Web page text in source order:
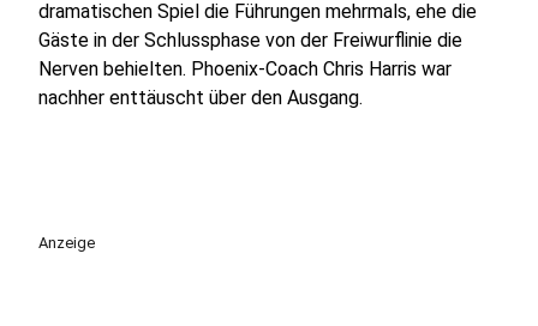
dramatischen Spiel die Führungen mehrmals, ehe die
Gäste in der Schlussphase von der Freiwurflinie die
Nerven behielten. Phoenix-Coach Chris Harris war
nachher enttäuscht über den Ausgang.
Anzeige